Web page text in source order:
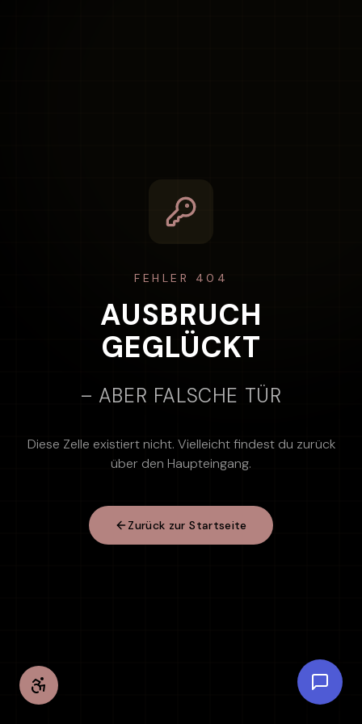
FEHLER 404
AUSBRUCH
GEGLÜCKT
– ABER FALSCHE TÜR
Diese Zelle existiert nicht. Vielleicht findest du zurück
über den Haupteingang.
Zurück zur Startseite